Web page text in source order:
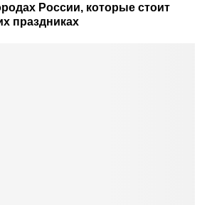
России, которые стоит
праздниках